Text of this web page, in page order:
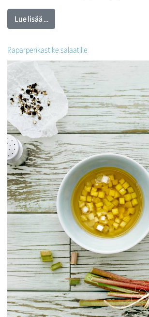
Lue lisää …
Raparperikastike salaatille